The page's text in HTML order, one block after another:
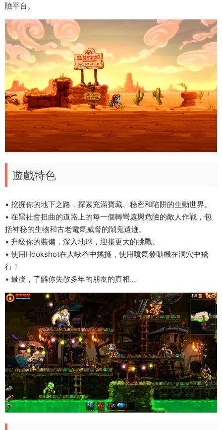
險平台。
遊戲特色
• 挖掘你的地下之路，探索充滿寶藏、秘密和陷阱的生動世界。
• 在黑社會扭曲的道路上的每一個轉彎處與危險的敵人作戰，包
括神秘的生物和古老電氣威脅的鬧鬼遺迹。
• 升級你的裝備，深入地球，迎接更大的挑戰。
• 使用Hookshot在大峽谷中搖擺，使用噴氣發動機在洞穴中飛
行！
• 最後，了解你失散多年的朋友的真相…